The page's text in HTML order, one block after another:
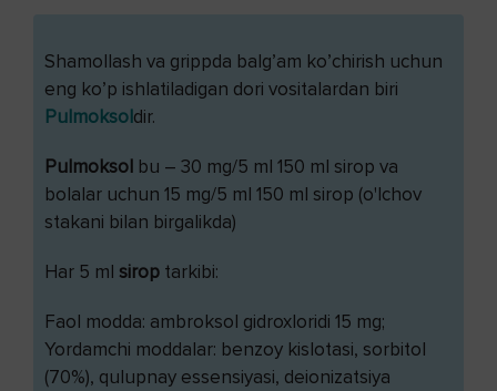
Shamollash va grippda balg’am ko’chirish uchun
eng ko’p ishlatiladigan dori vositalardan biri
Pulmoksoldir.
Pulmoksol bu – 30 mg/5 ml 150 ml sirop va
bolalar uchun 15 mg/5 ml 150 ml sirop (o'lchov
stakani bilan birgalikda)
Har 5 ml sirop tarkibi:
Faol modda: ambroksol gidroxloridi 15 mg;
Yordamchi moddalar: benzoy kislotasi, sorbitol
(70%), qulupnay essensiyasi, deionizatsiya